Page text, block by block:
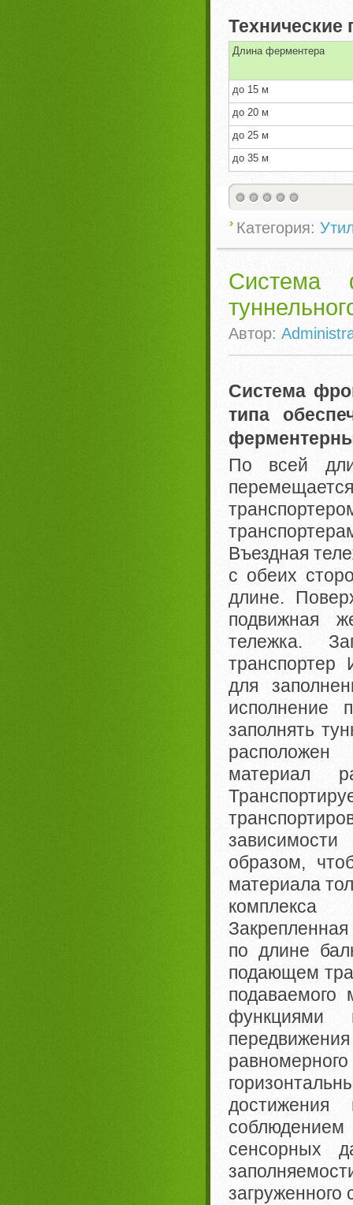
Технические
Длина ферментера
до 15 м
до 20 м
до 25 м
до 35 м
Категория:
Система
Автор:
Система
типа
По всей
Въездная
с обеих
длине.
подвижная
тележка.
транспортер
для
исполнение
заполнять
расположен
материал
образом,
материала
комплекса
по длине
подающем
подаваемого
сенсорных
загруженного